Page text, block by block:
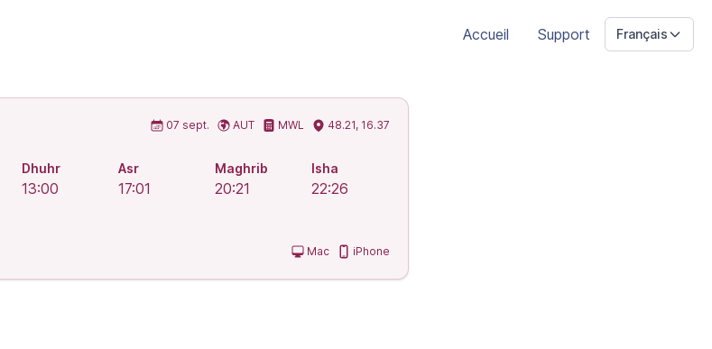
Accueil Support Français
07 sept. AUT MWL 48.21, 16.37
Dhuhr
13:00
Asr
17:01
Maghrib
20:21
Isha
22:26
Mac iPhone